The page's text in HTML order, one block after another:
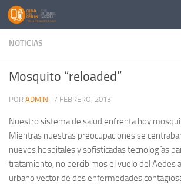
Saltar al contenido
NOTICIAS
Mosquito “reloaded”
POR ADMIN · 7 FEBRERO, 2013
Nuestro sistema de salud enfrenta hoy
Mientras nuestras preocupaciones se
nuevos hospitales y sofisticadas tecnologías
tratamiento, no percibimos el vuelo del Aedes
urbano vector de dos enfermedades